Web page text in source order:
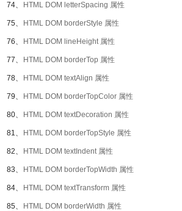
74、 HTML DOM letterSpacing 属性
75、 HTML DOM borderStyle 属性
76、 HTML DOM lineHeight 属性
77、 HTML DOM borderTop 属性
78、 HTML DOM textAlign 属性
79、 HTML DOM borderTopColor 属性
80、 HTML DOM textDecoration 属性
81、 HTML DOM borderTopStyle 属性
82、 HTML DOM textIndent 属性
83、 HTML DOM borderTopWidth 属性
84、 HTML DOM textTransform 属性
85、 HTML DOM borderWidth 属性